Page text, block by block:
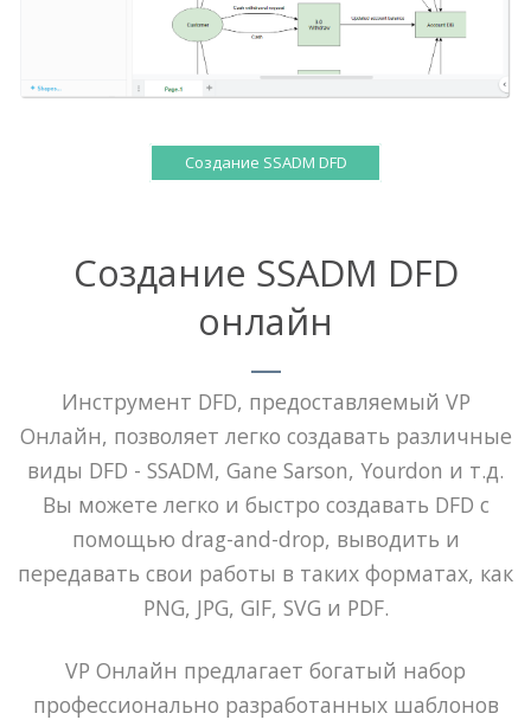
Создание SSADM DFD
Создание SSADM DFD
онлайн
Инструмент DFD, предоставляемый VP
Онлайн, позволяет легко создавать различные
виды DFD - SSADM, Gane Sarson, Yourdon и т.д.
Вы можете легко и быстро создавать DFD с
помощью drag-and-drop, выводить и
передавать свои работы в таких форматах, как
PNG, JPG, GIF, SVG и PDF.
VP Онлайн предлагает богатый набор
профессионально разработанных шаблонов